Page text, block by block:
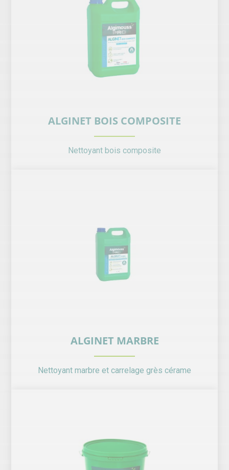
ALGINET BOIS COMPOSITE
Nettoyant bois composite
ALGINET MARBRE
Nettoyant marbre et carrelage grès cérame